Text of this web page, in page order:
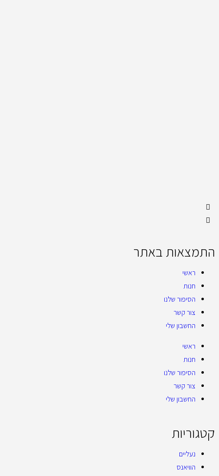
התמצאות באתר
ראשי
חנות
הסיפור שלנו
צור קשר
החשבון שלי
ראשי
חנות
הסיפור שלנו
צור קשר
החשבון שלי
קטגוריות
נעליים
הוויאנס